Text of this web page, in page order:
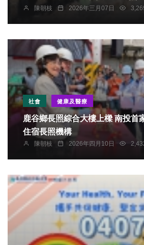
陳朝枝 2026年三月07日
社會 健康及醫療
鹿谷鄉長照綜合大樓上樑 南投首家設「失智專區」
住宿長照機構
陳朝枝 2026年四月10日